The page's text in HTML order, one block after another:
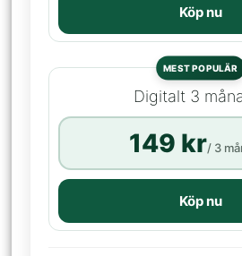
Köp nu
MEST POPULÄR
Digitalt 3
149 kr/ 3
Köp nu